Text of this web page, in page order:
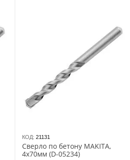
КОД: 21131
Сверло по бетону MAKITA,
4х70мм (D-05234)